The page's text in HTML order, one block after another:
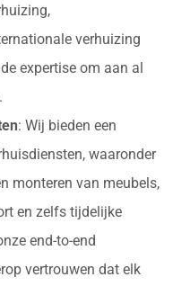
verhuizing
expertise om aan al
: Wij bieden een
waaronder
monteren van meubels,
en zelfs tijdelijke
end-to-end
vertrouwen dat elk